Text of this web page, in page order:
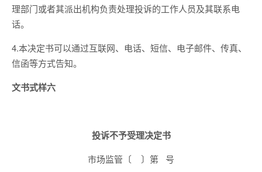
理部门或者其派出机构负责处理投诉的工作人员及其联系电
话。
4.本决定书可以通过互联网、电话、短信、电子邮件、传真、
信函等方式告知。
文书式样六
投诉不予受理决定书
市场监管〔 〕第 号